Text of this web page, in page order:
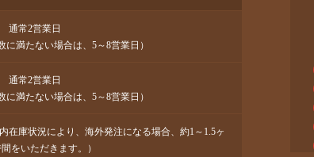
通常2営業日
に満たない場合は、5～8営業日）
通常2営業日
に満たない場合は、5～8営業日）
在庫状況により、海外発注になる場合、約1～1.5ヶ
をいただきます。）